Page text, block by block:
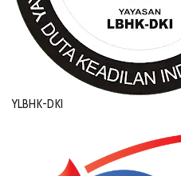
YLBHK-DKI